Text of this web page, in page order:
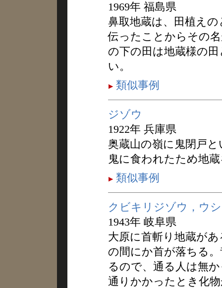
1969年 福島県
鼻取地蔵は、田植え
伝ったことからその
の下の田は地蔵様の
い。
類似事例
ジゾウ
1922年 兵庫県
奥蔵山の嶺に鬼閉戸
鬼に食われたため地
類似事例
クビキリジゾウ，ウシ
1943年 岐阜県
大原に首斬り地蔵が
の間にか首が落ちる
るので、通る人は無
通りかかったとき化